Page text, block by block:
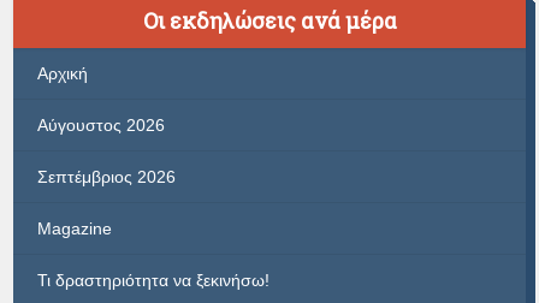
Οι εκδηλώσεις ανά μέρα
Αρχική
Αύγουστος 2026
Σεπτέμβριος 2026
Magazine
Τι δραστηριότητα να ξεκινήσω!